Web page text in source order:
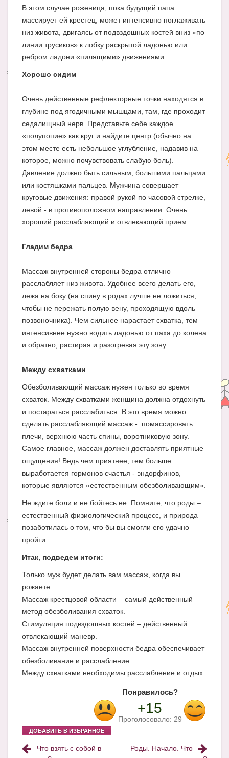
В этом случае роженица, пока будущий папа
массирует ей крестец, может интенсивно поглаживать
низ живота, двигаясь от подвздошных костей вниз «по
линии трусиков» к лобку раскрытой ладонью или
ребром ладони «пилящими» движениями.
Хорошо сидим
Очень действенные рефлекторные точки находятся в
глубине под ягодичными мышцами, там, где проходит
седалищный нерв. Представьте себе каждое
«полупопие» как круг и найдите центр (обычно на
этом месте есть небольшое углубление, надавив на
которое, можно почувствовать слабую боль).
Давление должно быть сильным, большими пальцами
или костяшками пальцев. Мужчина совершает
круговые движения: правой рукой по часовой стрелке,
левой - в противоположном направлении. Очень
хороший расслабляющий и отвлекающий прием.
Гладим бедра
Массаж внутренней стороны бедра отлично
расслабляет низ живота. Удобнее всего делать его,
лежа на боку (на спину в родах лучше не ложиться,
чтобы не пережать полую вену, проходящую вдоль
позвоночника). Чем сильнее нарастает схватка, тем
интенсивнее нужно водить ладонью от паха до колена
и обратно, растирая и разогревая эту зону.
Между схватками
Обезболивающий массаж нужен только во время
схваток. Между схватками женщина должна отдохнуть
и постараться расслабиться. В это время можно
сделать расслабляющий массаж - помассировать
плечи, верхнюю часть спины, воротниковую зону.
Самое главное, массаж должен доставлять приятные
ощущения! Ведь чем приятнее, тем больше
выработается гормонов счастья - эндорфинов,
которые являются «естественным обезболивающим».
Не ждите боли и не бойтесь ее. Помните, что роды –
естественный физиологический процесс, и природа
позаботилась о том, что бы вы смогли его удачно
пройти.
Итак, подведем итоги:
Только муж будет делать вам массаж, когда вы
рожаете.
Массаж крестцовой области – самый действенный
метод обезболивания схваток.
Стимуляция подвздошных костей – действенный
отвлекающий маневр.
Массаж внутренней поверхности бедра обеспечивает
обезболивание и расслабление.
Между схватками необходимы расслабление и отдых.
Понравилось?
+15
Проголосовало: 29
ДОБАВИТЬ В ИЗБРАННОЕ
Что взять с собой в
Роды. Начало. Что